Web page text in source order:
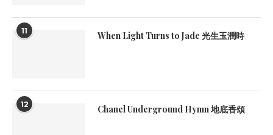
11 When Light Turns to Jade 光生玉潤時
12 Chanel Underground Hymn 地底香頌